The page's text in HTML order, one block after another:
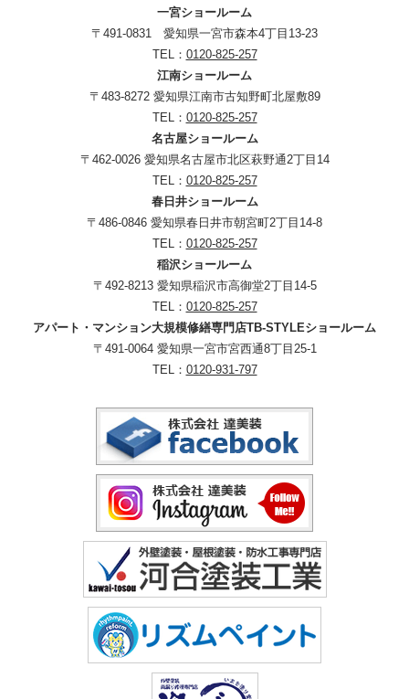
一宮ショールーム
〒491-0831 愛知県一宮市森本4丁目13-23
TEL： 0120-825-257
江南ショールーム
〒483-8272 愛知県江南市古知野町北屋敷89
TEL： 0120-825-257
名古屋ショールーム
〒462-0026 愛知県名古屋市北区萩野通2丁目14
TEL： 0120-825-257
春日井ショールーム
〒486-0846 愛知県春日井市朝宮町2丁目14-8
TEL： 0120-825-257
稲沢ショールーム
〒492-8213 愛知県稲沢市高御堂2丁目14-5
TEL： 0120-825-257
アパート・マンション大規模修繕専門店TB-STYLEショールーム
〒491-0064 愛知県一宮市宮西通8丁目25-1
TEL： 0120-931-797